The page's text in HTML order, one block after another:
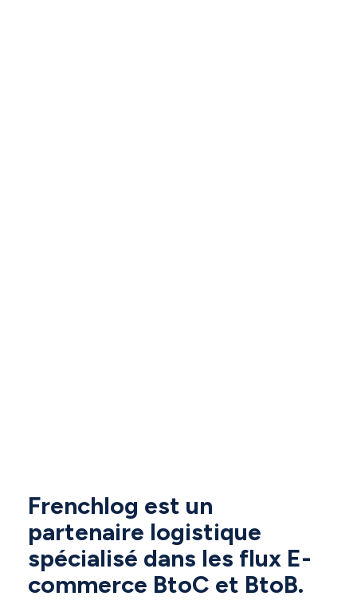
Frenchlog est un
partenaire logistique
spécialisé dans les flux E-
commerce BtoC et BtoB.